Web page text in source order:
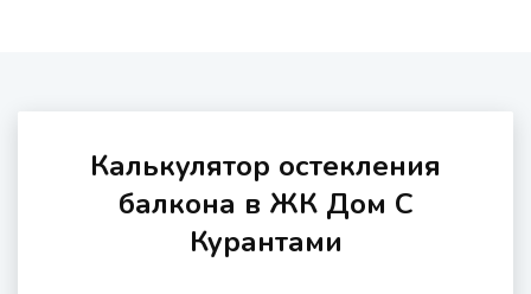
Калькулятор остекления
балкона в ЖК Дом С
Курантами